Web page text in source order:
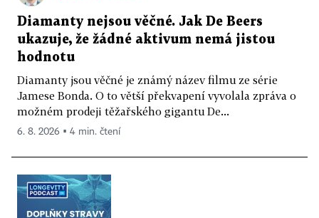
Diamanty nejsou věčné. Jak De Beers
ukazuje, že žádné aktivum nemá jistou
hodnotu
Diamanty jsou věčné je známý název filmu ze série
Jamese Bonda. O to větší překvapení vyvolala zpráva o
možném prodeji těžařského gigantu De...
6. 8. 2026 ▪ 4 min. čtení